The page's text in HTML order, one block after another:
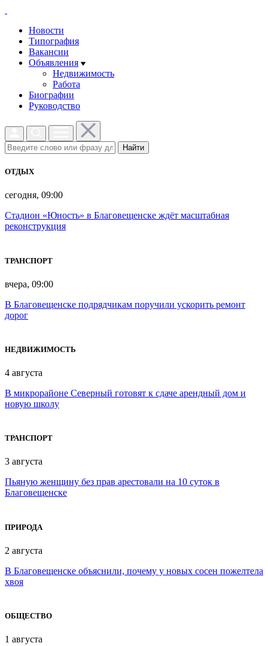
Новости
Типография
Вакансии
Объявления
Недвижимость
Работа
Биографии
Руководство
Найти
ОТДЫХ
сегодня, 09:00
Стадион «Юность» в Благовещенске ждёт масштабная
реконструкция
ТРАНСПОРТ
вчера, 09:00
В Благовещенске подрядчикам поручили ускорить ремонт
дорог
НЕДВИЖИМОСТЬ
4 августа
В микрорайоне Северный готовят к сдаче арендный дом и
новую школу
ТРАНСПОРТ
3 августа
Пьяную женщину без прав арестовали на 10 суток в
Благовещенске
ПРИРОДА
2 августа
В Благовещенске объяснили, почему у новых сосен пожелтела
хвоя
ОБЩЕСТВО
1 августа